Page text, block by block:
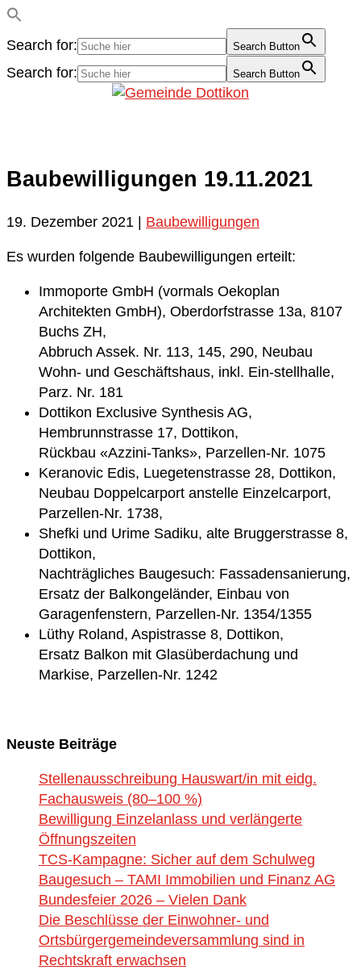
Search for: Search Button
Search for: Search Button
Baubewilligungen 19.11.2021
19. Dezember 2021 | Baubewilligungen
Es wurden folgende Baubewilligungen erteilt:
Immoporte GmbH (vormals Oekoplan
Architekten GmbH), Oberdorfstrasse 13a, 8107
Buchs ZH,
Abbruch Assek. Nr. 113, 145, 290, Neubau
Wohn- und Geschäftshaus, inkl. Ein-stellhalle,
Parz. Nr. 181
Dottikon Exclusive Synthesis AG,
Hembrunnstrasse 17, Dottikon,
Rückbau «Azzini-Tanks», Parzellen-Nr. 1075
Keranovic Edis, Luegetenstrasse 28, Dottikon,
Neubau Doppelcarport anstelle Einzelcarport,
Parzellen-Nr. 1738,
Shefki und Urime Sadiku, alte Bruggerstrasse 8,
Dottikon,
Nachträgliches Baugesuch: Fassadensanierung,
Ersatz der Balkongeländer, Einbau von
Garagenfenstern, Parzellen-Nr. 1354/1355
Lüthy Roland, Aspistrasse 8, Dottikon,
Ersatz Balkon mit Glasüberdachung und
Markise, Parzellen-Nr. 1242
Neuste Beiträge
Stellenausschreibung Hauswart/in mit eidg.
Fachausweis (80–100 %)
Bewilligung Einzelanlass und verlängerte
Öffnungszeiten
TCS-Kampagne: Sicher auf dem Schulweg
Baugesuch – TAMI Immobilien und Finanz AG
Bundesfeier 2026 – Vielen Dank
Die Beschlüsse der Einwohner- und
Ortsbürgergemeindeversammlung sind in
Rechtskraft erwachsen